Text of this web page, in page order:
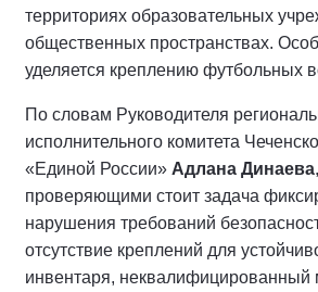
территориях образовательных
общественных пространствах.
уделяется креплению футбольных
По словам Руководителя
исполнительного комитета
«Единой России» Адлана Динаева
проверяющими стоит задача
нарушения требований
отсутствие креплений для
инвентаря, неквалифицированный